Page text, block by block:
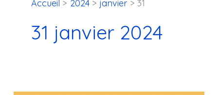
Accueil 2024 janvier 31
31 janvier 2024